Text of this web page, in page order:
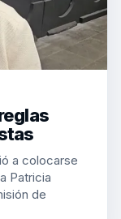
a colocarse
Patricia
de